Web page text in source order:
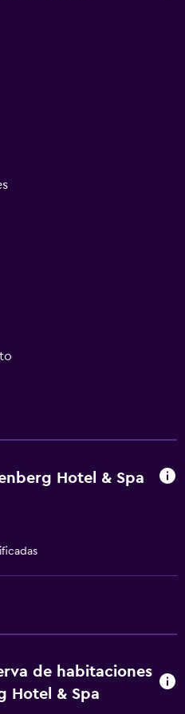
Hotel & Spa
de habitaciones
Hotel & Spa